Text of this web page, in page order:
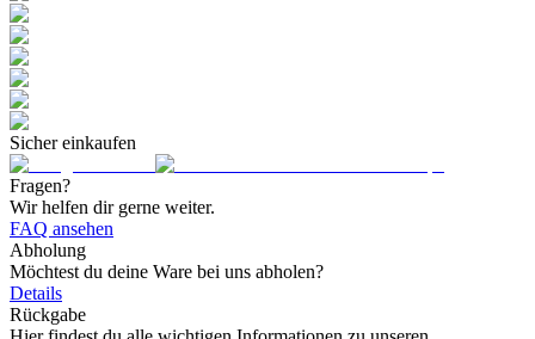
Sicher einkaufen
Fragen?
Wir helfen dir gerne weiter.
FAQ ansehen
Abholung
Möchtest du deine Ware bei uns abholen?
Details
Rückgabe